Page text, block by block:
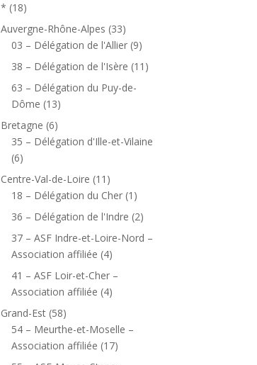
* (18)
Auvergne-Rhône-Alpes (33)
03 – Délégation de l'Allier(9)
38 – Délégation de l'Isère (11)
63 – Délégation du Puy-de-
Dôme (13)
Bretagne (6)
35 – Délégation d'Ille-et-Vilaine
(6)
Centre-Val-de-Loire (11)
18 – Délégation du Cher(1)
36 – Délégation de l'Indre (2)
37 – ASF Indre-et-Loire-Nord –
Association affiliée (4)
41 – ASF Loir-et-Cher –
Association affiliée (4)
Grand-Est(58)
54 – Meurthe-et-Moselle –
Association affiliée (17)